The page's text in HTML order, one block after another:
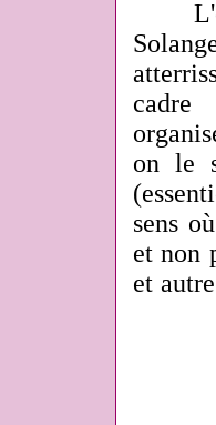
cadre
on le
sens
et non
et